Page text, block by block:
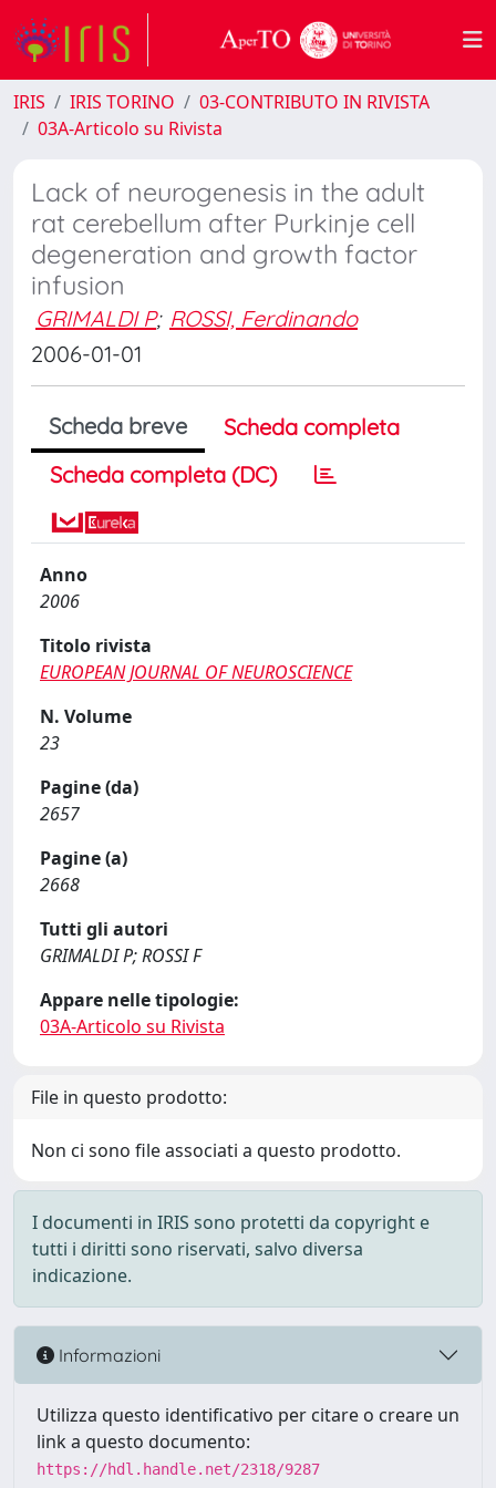
IRIS IRIS TORINO
03-CONTRIBUTO IN RIVISTA
03A-Articolo su Rivista
Lack of neurogenesis in the adult
rat cerebellum after Purkinje cell
degeneration and growth factor
infusion
GRIMALDI P; ROSSI, Ferdinando
2006-01-01
Scheda breve
Scheda completa
Scheda completa (DC)
Anno
2006
Titolo rivista
EUROPEAN JOURNAL OF NEUROSCIENCE
N. Volume
23
Pagine (da)
2657
Pagine (a)
2668
Tutti gli autori
GRIMALDI P; ROSSI F
Appare nelle tipologie:
03A-Articolo su Rivista
File in questo prodotto:
Non ci sono file associati a questo prodotto.
I documenti in IRIS sono protetti da copyright e
tutti i diritti sono riservati, salvo diversa
indicazione.
Informazioni
Utilizza questo identificativo per citare o creare un
link a questo documento:
https://hdl.handle.net/2318/9287